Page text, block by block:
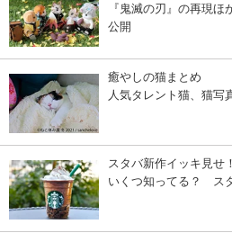
『鬼滅の刃』の再現
公開
癒やしの猫まとめ
人気タレント猫、猫写
スタバ新作イッキ見せ！
いくつ知ってる？ ス